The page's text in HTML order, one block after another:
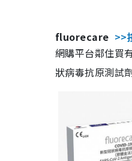
fluorecare >>
網購平台鄰住買
狀病毒抗原測試